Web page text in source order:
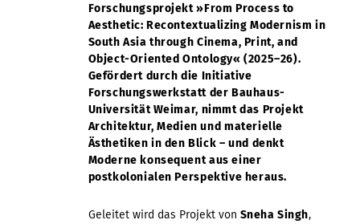
Forschungsprojekt »From Process to
Aesthetic: Recontextualizing Modernism in
South Asia through Cinema, Print, and
Object-Oriented Ontology« (2025–26).
Gefördert durch die Initiative
Forschungswerkstatt der Bauhaus-
Universität Weimar, nimmt das Projekt
Architektur, Medien und materielle
Ästhetiken in den Blick – und denkt
Moderne konsequent aus einer
postkolonialen Perspektive heraus.
Geleitet wird das Projekt von Sneha Singh,